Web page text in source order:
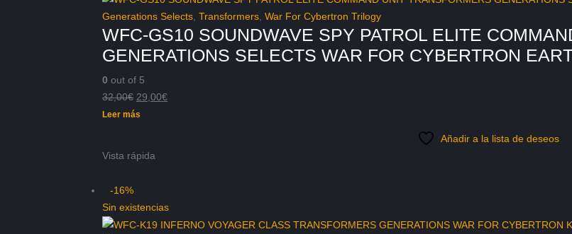
Generations Selects Transformers War For Cybertron Trilogy
WFC-GS10 SOUNDWAVE SPY PATROL ELITE
GENERATIONS SELECTS WAR FOR CYBERTRON
0 out of 5
32,00€ El
precio
32,00€.
29,00€El
Leer más
Añadir a la lista de deseos
Vista rápida
-16%
Sin existencias